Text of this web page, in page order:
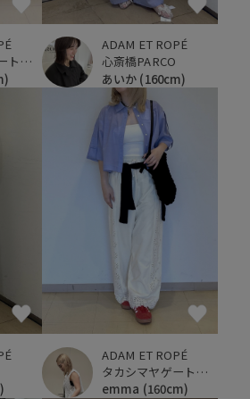
タカシマヤゲートタワーモール
ADAM ET ROPÉ
心斎橋PARCO
あいか (160cm)
ADAM ET ROPÉ
タカシマヤゲートタワーモール
emma (160cm)